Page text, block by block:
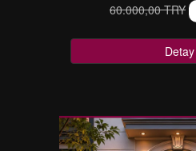
60.000,00 TRY
Detay